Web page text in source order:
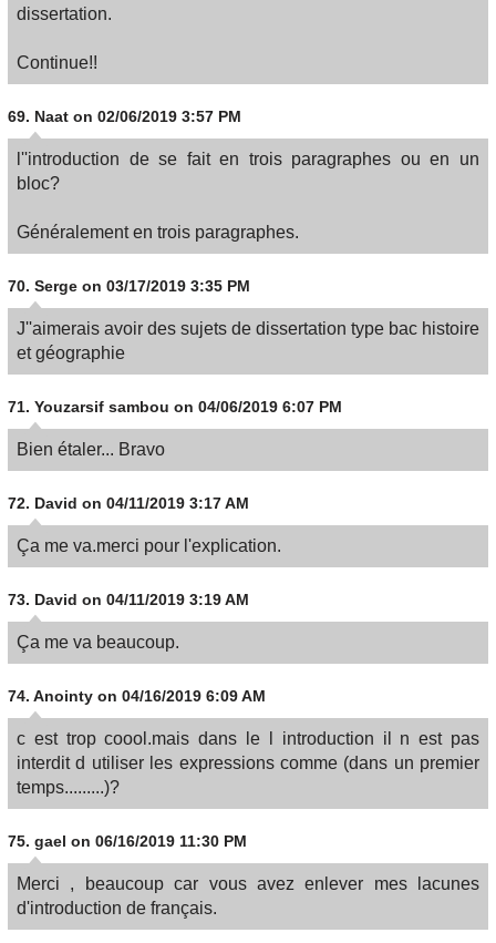
dissertation.
Continue!!
69. Naat on 02/06/2019 3:57 PM
l''introduction de se fait en trois paragraphes ou en un
bloc?
Généralement en trois paragraphes.
70. Serge on 03/17/2019 3:35 PM
J''aimerais avoir des sujets de dissertation type bac histoire
et géographie
71. Youzarsif sambou on 04/06/2019 6:07 PM
Bien étaler... Bravo
72. David on 04/11/2019 3:17 AM
Ça me va.merci pour l'explication.
73. David on 04/11/2019 3:19 AM
Ça me va beaucoup.
74. Anointy on 04/16/2019 6:09 AM
c est trop coool.mais dans le l introduction il n est pas
interdit d utiliser les expressions comme (dans un premier
temps.........)?
75. gael on 06/16/2019 11:30 PM
Merci , beaucoup car vous avez enlever mes lacunes
d'introduction de français.